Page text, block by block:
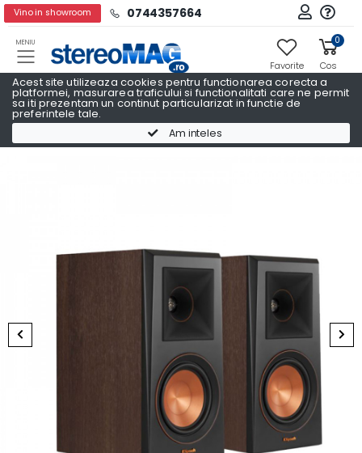
Acest site utilizeaza cookies pentru functionarea corecta a
platformei, masurarea traficului si functionalitati care ne permit
sa iti prezentam un continut particularizat in functie de
preferintele tale.
Am inteles
Vino in showroom 0744357664
MENIU
Favorite
0
Cos
Boxe raft KLIPSCH